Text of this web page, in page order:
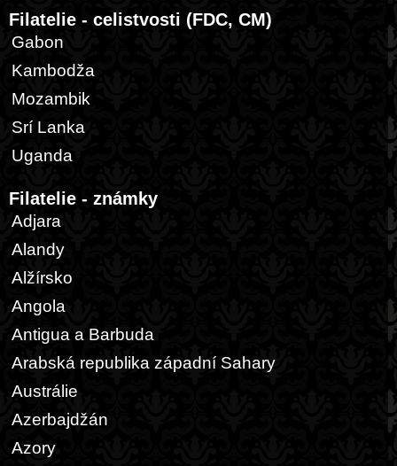
Filatelie - celistvosti (FDC, CM)
Gabon
Kambodža
Mozambik
Srí Lanka
Uganda
Filatelie - známky
Adjara
Alandy
Alžírsko
Angola
Antigua a Barbuda
Arabská republika západní Sahary
Austrálie
Azerbajdžán
Azory